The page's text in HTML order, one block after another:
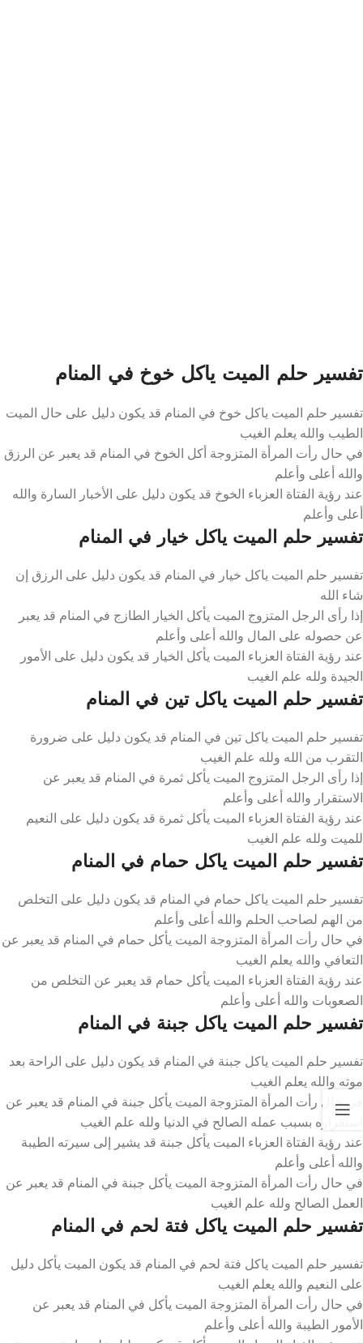
تفسير حلم الميت ياكل خوخ في المنام
تفسير حلم الميت ياكل خوخ في المنام قد يكون دليل على حال الميت
الطيب والله يعلم الغيب
في حال رأت المرأة المتزوجة أكل الخوخ في المنام قد يعبر عن الرزق
والله أعلى وأعلم
عند رؤية الفتاة العزباء الخوخ قد يكون دليل على الأخبار السارة والله
أعلى وأعلم
تفسير حلم الميت ياكل خيار في المنام
تفسير حلم الميت ياكل خيار في المنام قد يكون دليل على الرزق إن
شاء الله
إذا رأى الرجل المتزوج الميت يأكل الخيار الطازج في المنام قد يعبر
عن حصوله على المال والله أعلى وأعلم
عند رؤية الفتاة العزباء الميت يأكل الخيار قد يكون دليل على الأمور
الجيدة ولله علم الغيب
تفسير حلم الميت ياكل تين في المنام
تفسير حلم الميت ياكل تين في المنام قد يكون دليل على ضرورة
التقرب من الله ولله علم الغيب
إذا رأى الرجل المتزوج الميت يأكل ثمرة في المنام قد يعبر عن
الاستقرار والله أعلى وأعلم
عند رؤية الفتاة العزباء الميت يأكل ثمرة قد يكون دليل على النعيم
للميت ولله علم الغيب
تفسير حلم الميت ياكل حمام في المنام
تفسير حلم الميت ياكل حمام في المنام قد يكون دليل على التخلص
من الهم لصاحب الحلم والله أعلى وأعلم
في حال رأت المرأة المتزوجة الميت يأكل حمام في المنام قد يعبر عن
التعافي والله يعلم الغيب
عند رؤية الفتاة العزباء الميت يأكل حمام قد يعبر عن التخلص من
الصعوبات والله أعلى وأعلم
تفسير حلم الميت ياكل جبنة في المنام
تفسير حلم الميت ياكل جبنة في المنام قد يكون دليل على الراحة بعد
موته والله يعلم الغيب
في حال رأت المرأة المتزوجة الميت يأكل جبنة في المنام قد يعبر عن
استقراره بسبب عمله الصالح في الدنيا ولله علم الغيب
عند رؤية الفتاة العزباء الميت يأكل جبنة قد يشير إلى سيرته الطيبة
والله أعلى وأعلم
في حال رأت المرأة المتزوجة الميت يأكل جبنة في المنام قد يعبر عن
العمل الصالح ولله علم الغيب
تفسير حلم الميت ياكل فتة لحم في المنام
تفسير حلم الميت ياكل فتة لحم في المنام قد يكون الميت يأكل دليل
على النعيم والله يعلم الغيب
في حال رأت المرأة المتزوجة الميت يأكل في المنام قد يعبر عن
الأمور الطيبة والله أعلى وأعلم